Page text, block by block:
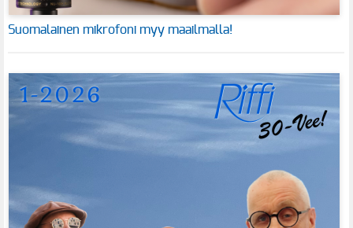
Suomalainen mikrofoni myy maailmalla!